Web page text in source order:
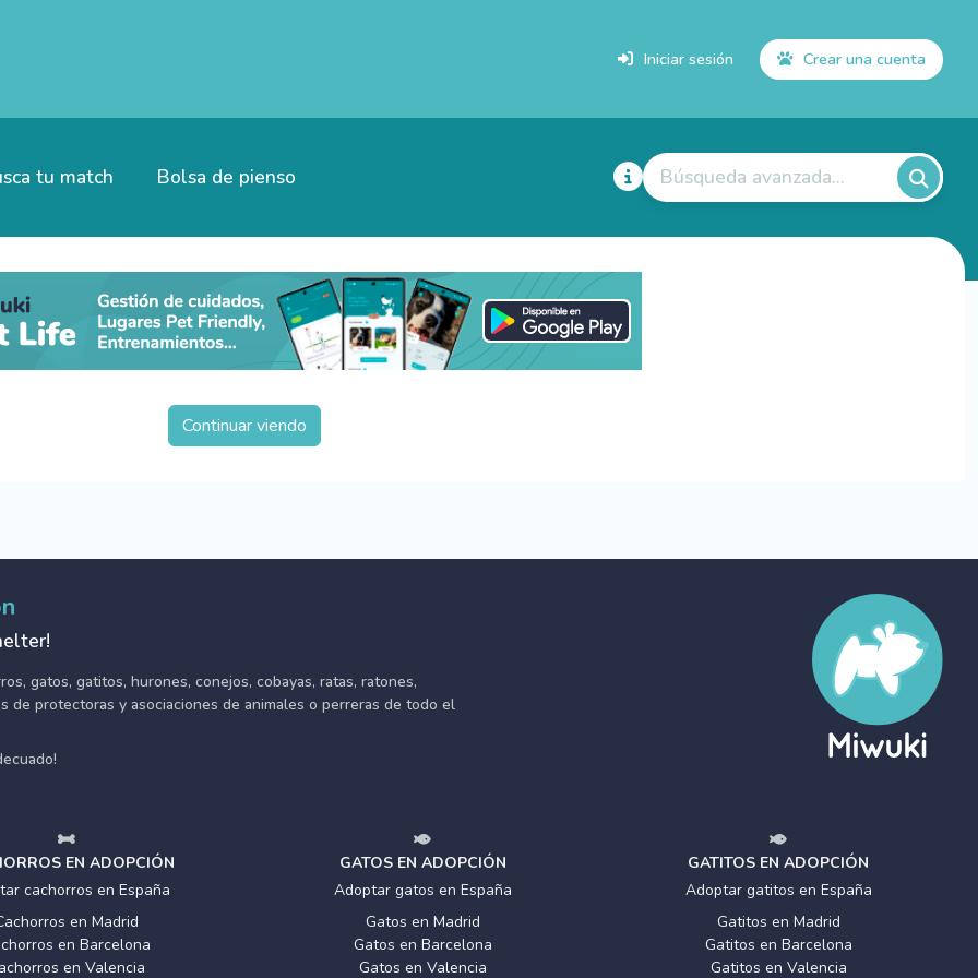
Iniciar sesión Crear una cuenta
tu match Bolsa de pienso Búsqueda avanzada...
Continuar viendo
gatos, gatitos, hurones, conejos, cobayas, ratas, ratones,
de protectoras y asociaciones de animales o perreras de todo el
EN ADOPCIÓN
cachorros en España
en Madrid
en Barcelona
en Valencia
GATOS EN ADOPCIÓN
Adoptar gatos en España
Gatos en Madrid
Gatos en Barcelona
Gatos en Valencia
GATITOS EN ADOPCIÓN
Adoptar gatitos en España
Gatitos en Madrid
Gatitos en Barcelona
Gatitos en Valencia